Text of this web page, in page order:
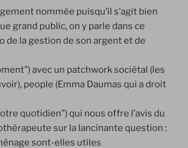
nommée puisqu’il s’agit bien
grand public, on y parle dans ce
de la gestion de son argent et de
avec un patchwork sociétal (les
people (Emma Daumas qui a droit
quotidien”) qui nous offre l’avis du
sur la lancinante question :
sont-elles utiles